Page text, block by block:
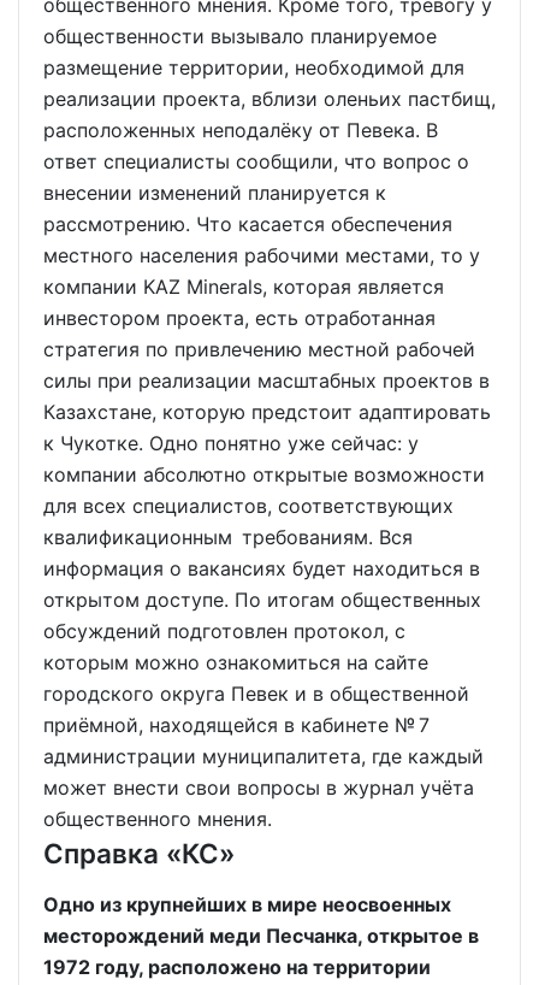
общественного мнения. Кроме того, тревогу у
общественности вызывало планируемое
размещение территории, необходимой для
реализации проекта, вблизи оленьих пастбищ,
расположенных неподалёку от Певека. В
ответ специалисты сообщили, что вопрос о
внесении изменений планируется к
рассмотрению. Что касается обеспечения
местного населения рабочими местами, то у
компании KAZ Minerals, которая является
инвестором проекта, есть отработанная
стратегия по привлечению местной рабочей
силы при реализации масштабных проектов в
Казахстане, которую предстоит адаптировать
к Чукотке. Одно понятно уже сейчас: у
компании абсолютно открытые возможности
для всех специалистов, соответствующих
квалификационным требованиям. Вся
информация о вакансиях будет находиться в
открытом доступе. По итогам общественных
обсуждений подготовлен протокол, с
которым можно ознакомиться на сайте
городского округа Певек и в общественной
приёмной, находящейся в кабинете № 7
администрации муниципалитета, где каждый
может внести свои вопросы в журнал учёта
общественного мнения.
Справка «КС»
Одно из крупнейших в мире неосвоенных
месторождений меди Песчанка, открытое в
1972 году, расположено на территории